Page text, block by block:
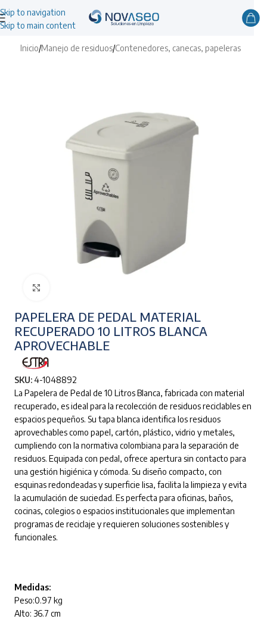
Skip to navigation
Skip to main content
Inicio/Manejo de residuos/Contenedores, canecas, papeleras
PAPELERA DE PEDAL MATERIAL
RECUPERADO 10 LITROS BLANCA
APROVECHABLE
SKU:4-1048892
La Papelera de Pedal de 10 Litros Blanca, fabricada con material
recuperado, es ideal para la recolección de residuos reciclables en
espacios pequeños. Su tapa blanca identifica los residuos
aprovechables como papel, cartón, plástico, vidrio y metales,
cumpliendo con la normativa colombiana para la separación de
residuos. Equipada con pedal, ofrece apertura sin contacto para
una gestión higiénica y cómoda. Su diseño compacto, con
esquinas redondeadas y superficie lisa, facilita la limpieza y evita
la acumulación de suciedad. Es perfecta para oficinas, baños,
cocinas, colegios o espacios institucionales que implementan
programas de reciclaje y requieren soluciones sostenibles y
funcionales.
Medidas:
Peso:0.97 kg
Alto: 36.7 cm